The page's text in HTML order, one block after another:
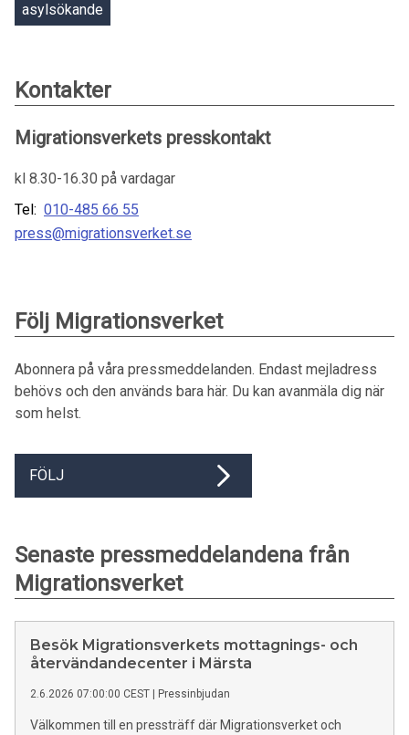
asylsökande
Kontakter
Migrationsverkets presskontakt
kl 8.30-16.30 på vardagar
Tel: 010-485 66 55
press@migrationsverket.se
Följ Migrationsverket
Abonnera på våra pressmeddelanden. Endast mejladress
behövs och den används bara här. Du kan avanmäla dig när
som helst.
FÖLJ
Senaste pressmeddelandena från
Migrationsverket
Besök Migrationsverkets mottagnings- och
återvändandecenter i Märsta
2.6.2026 07:00:00 CEST Pressinbjudan
Välkommen till en pressträff där Migrationsverket och